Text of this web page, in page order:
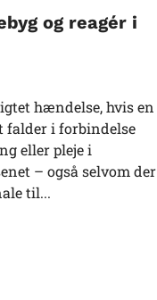
og reagér i
hændelse, hvis en
falder i forbindelse
eller pleje i
– også selvom der
til...